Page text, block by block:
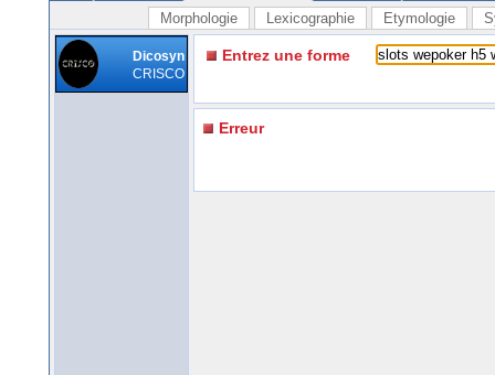
Morphologie Lexicographie Etymologie
Dicosyn
CRISCO
Entrez une forme
Erreur